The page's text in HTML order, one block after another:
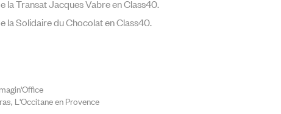
la Transat Jacques Vabre en Class40.
la Solidaire du Chocolat en Class40.
L'Occitane en Provence